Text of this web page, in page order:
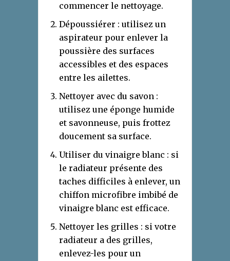
commencer le nettoyage.
Dépoussiérer : utilisez un
aspirateur pour enlever la
poussière des surfaces
accessibles et des espaces
entre les ailettes.
Nettoyer avec du savon :
utilisez une éponge humide
et savonneuse, puis frottez
doucement sa surface.
Utiliser du vinaigre blanc : si
le radiateur présente des
taches difficiles à enlever, un
chiffon microfibre imbibé de
vinaigre blanc est efficace.
Nettoyer les grilles : si votre
radiateur a des grilles,
enlevez-les pour un